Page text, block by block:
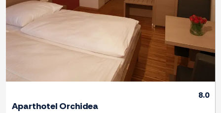
8.0
Aparthotel Orchidea